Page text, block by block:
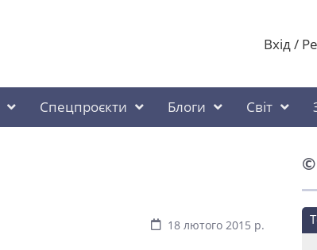
Вхід /
Спецпроєкти Блоги Світ
18 лютого 2015 р.